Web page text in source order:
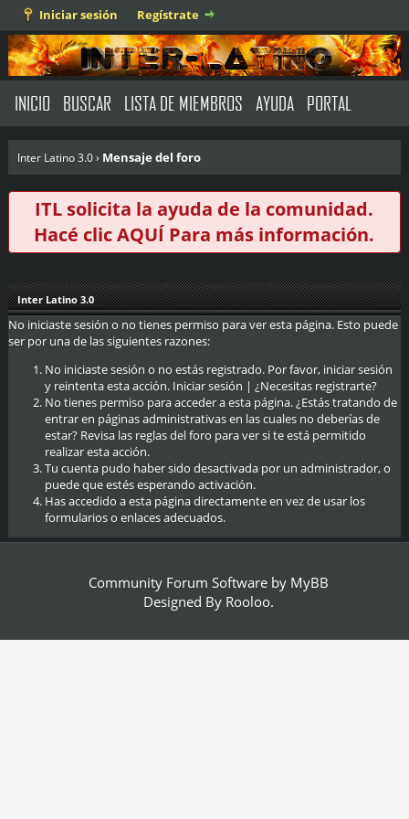
Iniciar sesión Regístrate
INICIO BUSCAR LISTA DE MIEMBROS AYUDA PORTAL
Inter Latino 3.0› Mensaje del foro
ITL solicita la ayuda de la comunidad.
Hacé clicAQUÍ Para más información.
Inter Latino 3.0
No iniciaste sesión o no tienes permiso para ver esta página. Esto puede
ser por una de las siguientes razones:
No iniciaste sesión o no estás registrado. Por favor, iniciar sesión
y reintenta esta acción. Iniciar sesión | ¿Necesitas registrarte?
No tienes permiso para acceder a esta página. ¿Estás tratando de
entrar en páginas administrativas en las cuales no deberías de
estar? Revisa las reglas del foro para ver si te está permitido
realizar esta acción.
Tu cuenta pudo haber sido desactivada por un administrador, o
puede que estés esperando activación.
Has accedido a esta página directamente en vez de usar los
formularios o enlaces adecuados.
Community Forum Software by MyBB
Designed By Rooloo.